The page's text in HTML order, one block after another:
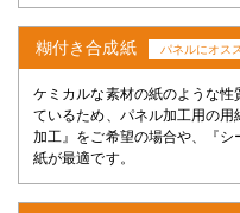
糊付き合成紙 パネルにオス
ケミカルな素材の紙のような
ているため、パネル加工用の
加工』をご希望の場合や、『
紙が最適です。